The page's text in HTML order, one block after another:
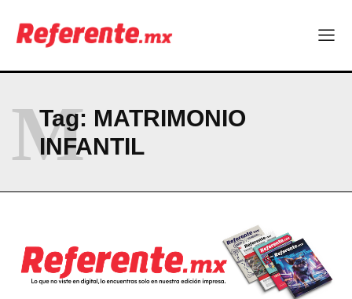
Más escuelas renovadas: fortalecen espacios para el regreso
a clases
Company
ABOUT
PRIVACY POLICY
NEWSLETTER
Tag: MATRIMONIO
INFANTIL
M